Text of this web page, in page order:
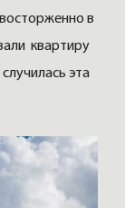
в
квартиру
эта